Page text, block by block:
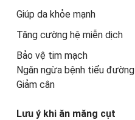
Giúp da khỏe mạnh
Tăng cường hệ miễn dịch
Bảo vệ tim mạch
Ngăn ngừa bệnh tiểu đường
Giảm cân
Lưu ý khi ăn măng cụt